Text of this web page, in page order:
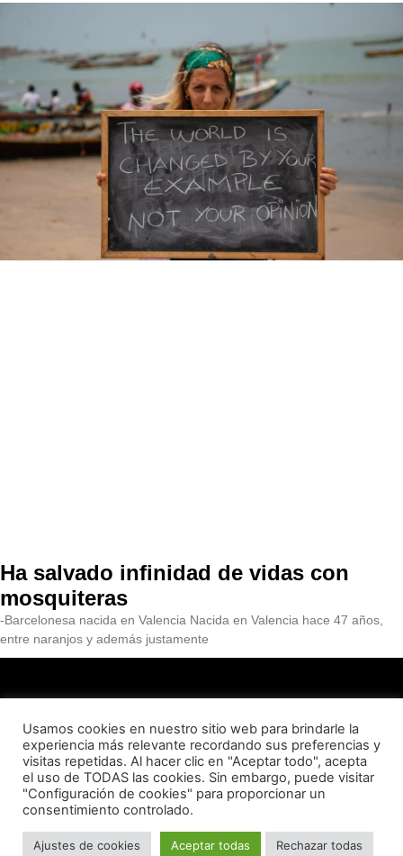
Ha salvado infinidad de vidas con
mosquiteras
-Barcelonesa nacida en Valencia Nacida en Valencia hace 47 años,
entre naranjos y además justamente
QUIENES SOMOS CONTACTO AVISO LEGAL
POLITICA DE PRIVACIDAD
© Essència Barceloneta 2023
Usamos cookies en nuestro sitio web para brindarle la
experiencia más relevante recordando sus preferencias y
visitas repetidas. Al hacer clic en "Aceptar todo", acepta
el uso de TODAS las cookies. Sin embargo, puede visitar
"Configuración de cookies" para proporcionar un
consentimiento controlado.
Ajustes de cookies Aceptar todas Rechazar todas